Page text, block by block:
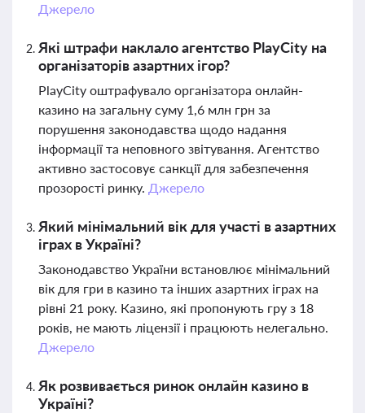
Джерело
Які штрафи наклало агентство PlayCity на
організаторів азартних ігор?
PlayCity оштрафувало організатора онлайн-
казино на загальну суму 1,6 млн грн за
порушення законодавства щодо надання
інформації та неповного звітування. Агентство
активно застосовує санкції для забезпечення
прозорості ринку. Джерело
Який мінімальний вік для участі в азартних
іграх в Україні?
Законодавство України встановлює мінімальний
вік для гри в казино та інших азартних іграх на
рівні 21 року. Казино, які пропонують гру з 18
років, не мають ліцензії і працюють нелегально.
Джерело
Як розвивається ринок онлайн казино в
Україні?